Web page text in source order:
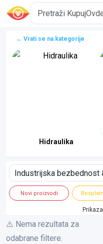
← Vrati se na kategorije
Hidraulika
Novi proizvodi
⚠️ Nema rezultata za
odabrane filtere.